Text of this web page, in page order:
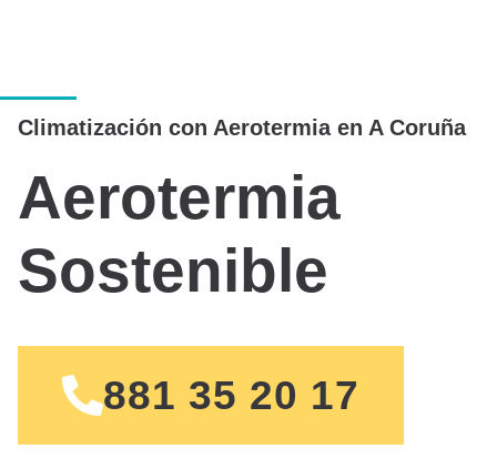
Climatización con Aerotermia en A Coruña
Aerotermia
Sostenible
881 35 20 17‬